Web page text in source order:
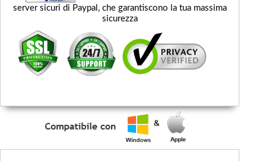
server sicuri di Paypal, che garantiscono la tua massima
sicurezza